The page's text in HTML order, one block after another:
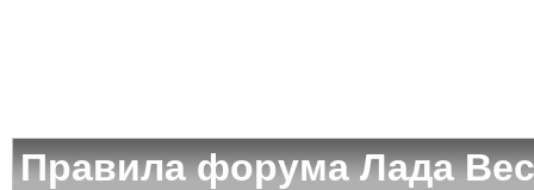
Правила форума Лада